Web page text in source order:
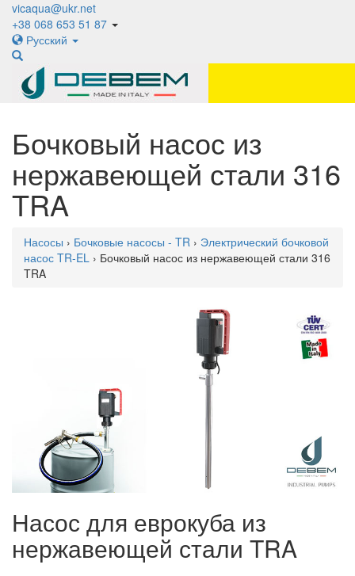
vicaqua@ukr.net
+38 068 653 51 87
Русский
Бочковый насос из
нержавеющей стали 316
TRA
Насосы › Бочковые насосы - TR › Электрический бочковой
насос TR-EL › Бочковый насос из нержавеющей стали 316
TRA
Насос для еврокуба из
нержавеющей стали TRA